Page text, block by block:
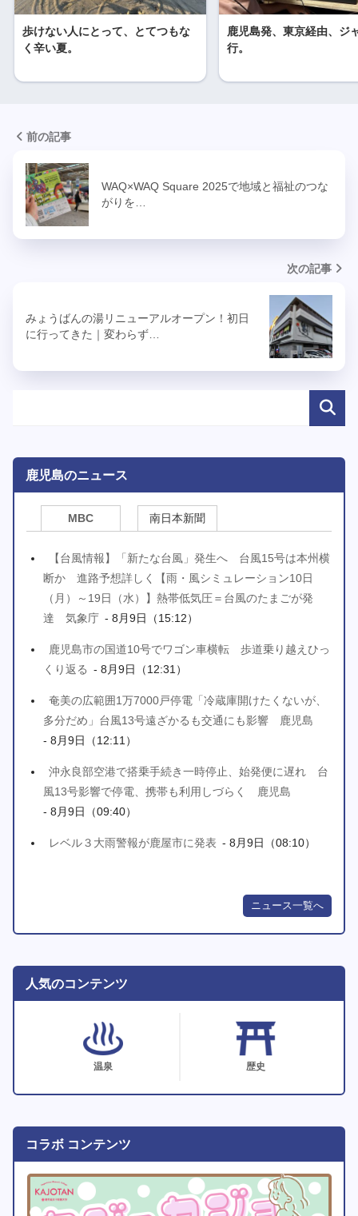
歩けない人にとって、とてつもな
く辛い夏。
鹿児島発、東京経由、ジ
行。
前の記事
WAQ×WAQ Square 2025で地域と福祉のつな
がりを…
次の記事
みょうばんの湯リニューアルオープン！初日
に行ってきた｜変わらず…
鹿児島のニュース
MBC 南日本新聞
【台風情報】「新たな台風」発生へ 台風15号は本州横
断か 進路予想詳しく【雨・風シミュレーション10日
（月）～19日（水）】熱帯低気圧＝台風のたまごが発
達 気象庁 - 8月9日（15:12）
鹿児島市の国道10号でワゴン車横転 歩道乗り越えひっ
くり返る - 8月9日（12:31）
奄美の広範囲1万7000戸停電「冷蔵庫開けたくないが、
多分だめ」台風13号遠ざかるも交通にも影響 鹿児島
- 8月9日（12:11）
沖永良部空港で搭乗手続き一時停止、始発便に遅れ 台
風13号影響で停電、携帯も利用しづらく 鹿児島
- 8月9日（09:40）
レベル３大雨警報が鹿屋市に発表 - 8月9日（08:10）
ニュース一覧へ
人気のコンテンツ
温泉 歴史
コラボ コンテンツ